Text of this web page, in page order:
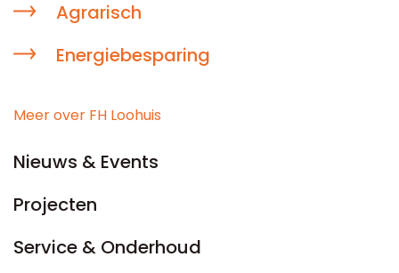
Agrarisch
Energiebesparing
Meer over FH Loohuis
Nieuws & Events
Projecten
Service & Onderhoud